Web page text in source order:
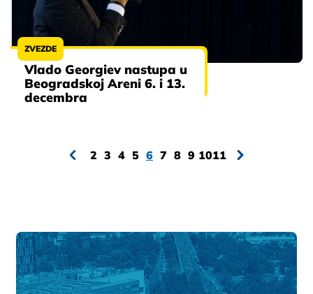
ZVEZDE
Vlado Georgiev nastupa u
Beogradskoj Areni 6. i 13.
decembra
2 3 4 5 6 7 8 9 1011